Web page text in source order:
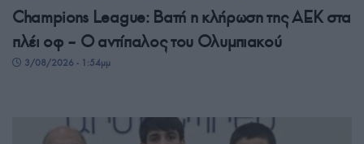
Champions League: Βατή η κλήρωση της ΑΕΚ στα
πλέι οφ – Ο αντίπαλος του Ολυμπιακού
3/08/2026 - 1:54μμ